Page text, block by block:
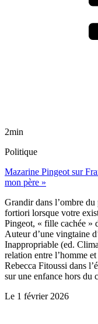
2min
Politique
Mazarine Pingeot sur
mon père »
Grandir dans l’ombre
fortiori lorsque votre
Pingeot, « fille cachée »
Auteur d’une vingtaine
Inappropriable (ed.
relation entre l’homme
Rebecca Fitoussi dans
sur une enfance hors du
Le 1 février 2026